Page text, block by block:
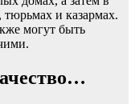
и казармах.
могут быть